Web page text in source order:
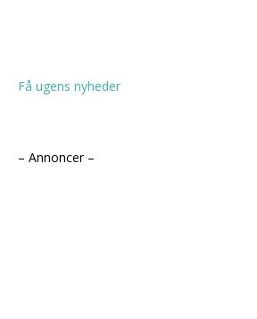
Få ugens nyheder
– Annoncer –